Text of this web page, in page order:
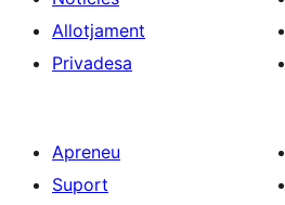
Allotjament
Privadesa
Apreneu
Suport